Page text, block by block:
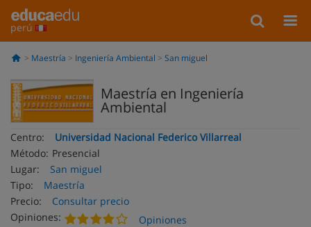
perú
Maestría Ingeniería Ambiental San miguel
Maestría en Ingeniería
Ambiental
Centro:
Universidad Nacional Federico Villarreal
Método: Presencial
Lugar:
San miguel
Tipo:
Maestría
Precio:
Consultar precio
Opiniones:
Opiniones